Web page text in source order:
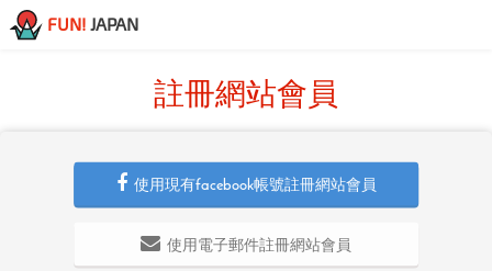
FUN! JAPAN
註冊網站會員
使用現有facebook帳號註冊網站會員
使用電子郵件註冊網站會員